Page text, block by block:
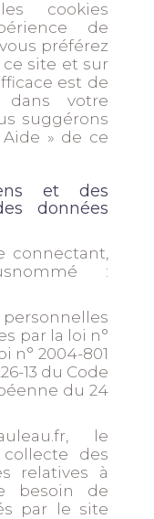
cookies
de
préférez
ce site et sur
est de
dans votre
suggérons
» de ce
et des
données
connectant,
:
par la loi n°
n° 2004-801
13 du Code
du 24
, le
des
relatives à
besoin de
par le site